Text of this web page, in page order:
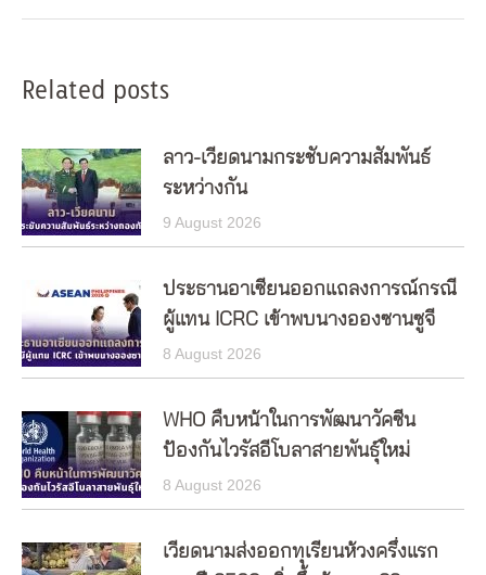
Related posts
ลาว-เวียดนามกระชับความสัมพันธ์
ระหว่างกัน
9 August 2026
ประธานอาเซียนออกแถลงการณ์กรณี
ผู้แทน ICRC เข้าพบนางอองซานซูจี
8 August 2026
WHO คืบหน้าในการพัฒนาวัคซีน
ป้องกันไวรัสอีโบลาสายพันธุ์ใหม่
8 August 2026
เวียดนามส่งออกทุเรียนห้วงครึ่งแรก